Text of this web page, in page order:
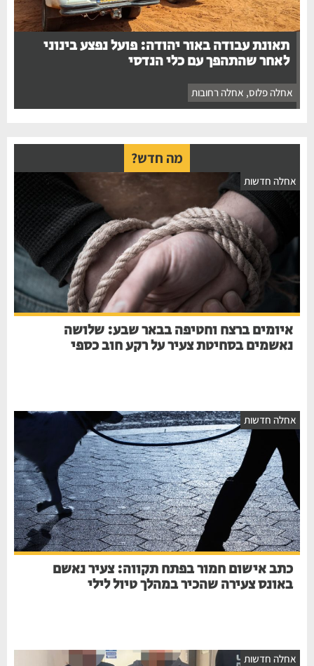
תאונת עבודה באור יהודה: פועל נפצע בינוני
לאחר שהתהפך עם כלי הנדסי
אחלה פלוס, אחלה רחובות
מה חדש?
אחלה חדשות
איומים ברצח וחטיפה בבאר שבע: שלושה
נאשמים בסחיטת צעיר על רקע חוב כספי
אחלה חדשות
כתב אישום חמור בפתח תקווה: צעיר נאשם
באונס צעירה שהכיר במהלך טיול לילי
אחלה חדשות